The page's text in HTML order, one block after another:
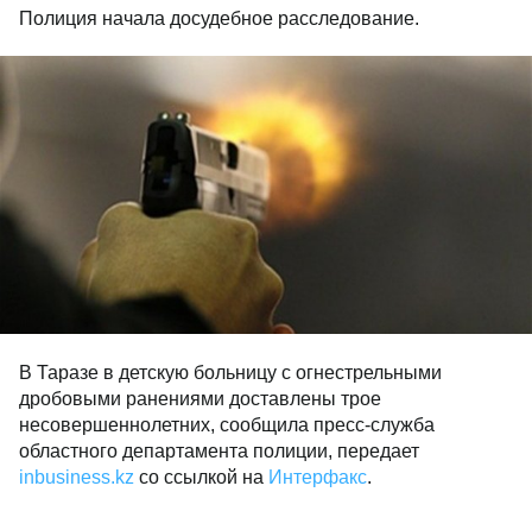
Полиция начала досудебное расследование.
В Таразе в детскую больницу с огнестрельными
дробовыми ранениями доставлены трое
несовершеннолетних, сообщила пресс-служба
областного департамента полиции, передает
inbusiness.kz со ссылкой на Интерфакс.